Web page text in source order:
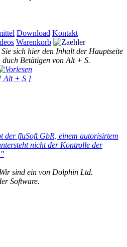
Download Kontakt
Warenkorb
sich hier den Inhalt der Hauptseite
duch Betätigen von Alt + S.
Alt + S ]
der fluSoft GbR, einem autorisirtem
nicht der Kontrolle der
Wir sind ein von Dolphin Ltd.
Software.